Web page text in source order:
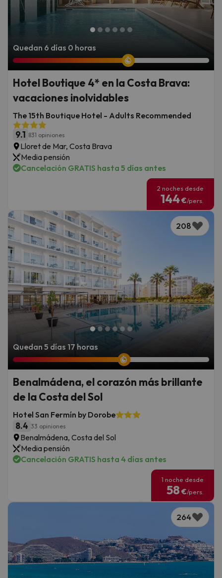
Quedan 6 días 0 horas
Hotel Boutique 4* en la Costa Brava:
vacaciones inolvidables
The 15th Boutique Hotel - Adults Recommended
9.1 831 opiniones
Lloret de Mar, Costa Brava
Media pensión
Cancelación GRATIS hasta 5 días antes
2 noches desde
144€/pers.
Quedan 5 días 17 horas
208
Benalmádena, el corazón más brillante
de la Costa del Sol
Hotel San Fermín by Dorobe
8.4 33 opiniones
Benalmádena, Costa del Sol
Media pensión
Cancelación GRATIS hasta 4 días antes
1 noche desde
58 €/pers.
264